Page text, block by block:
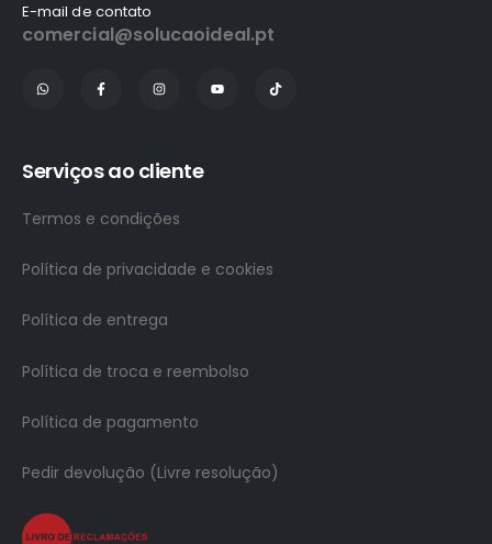
E-mail de contato
comercial@solucaoideal.pt
Serviços ao cliente
Termos e condições
Política de privacidade e cookies
Política de entrega
Política de troca e reembolso
Política de pagamento
Pedir devolução (Livre resolução)